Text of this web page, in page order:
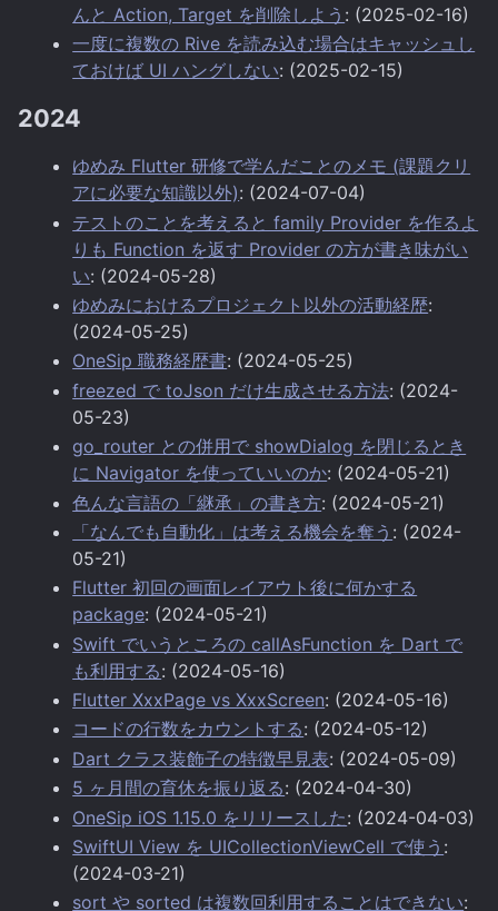
んと Action, Target を削除しよう : (2025-02-16)
一度に複数の Rive を読み込む場合はキャッシュし
ておけば UI ハングしない: (2025-02-15)
2024
ゆめみ Flutter 研修で学んだことのメモ (課題クリ
アに必要な知識以外): (2024-07-04)
テストのことを考えると family Provider を作るよ
りも Function を返す Provider の方が書き味がい
い: (2024-05-28)
ゆめみにおけるプロジェクト以外の活動経歴:
(2024-05-25)
OneSip 職務経歴書: (2024-05-25)
freezed で toJson だけ生成させる方法: (2024-
05-23)
go_router との併用で showDialog を閉じるとき
に Navigator を使っていいのか: (2024-05-21)
色んな言語の「継承」の書き方: (2024-05-21)
「なんでも自動化」は考える機会を奪う : (2024-
05-21)
Flutter 初回の画面レイアウト後に何かする
package: (2024-05-21)
Swift でいうところの callAsFunction を Dart で
も利用する: (2024-05-16)
Flutter XxxPage vs XxxScreen: (2024-05-16)
コードの行数をカウントする: (2024-05-12)
Dart クラス装飾子の特徴早見表: (2024-05-09)
5 ヶ月間の育休を振り返る: (2024-04-30)
OneSip iOS 1.15.0 をリリースした: (2024-04-03)
SwiftUI View を UICollectionViewCell で使う :
(2024-03-21)
sort や sorted は複数回利用することはできない: